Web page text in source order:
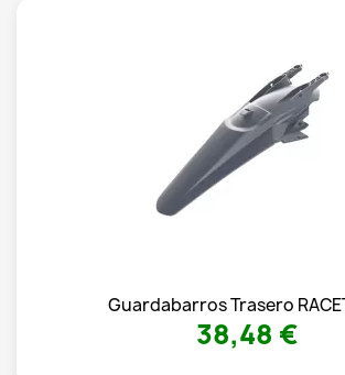
Guardabarros Trasero
38,48 €